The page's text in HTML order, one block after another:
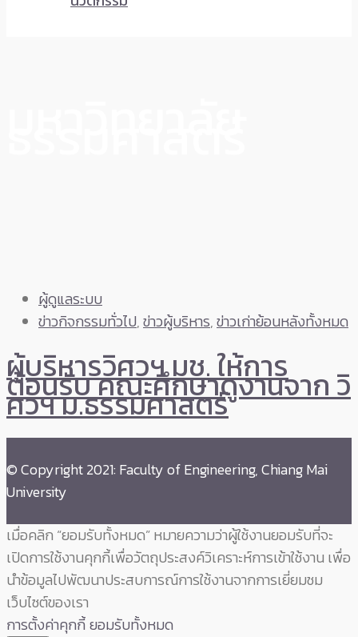
ผู้ดูแลระบบ
ข่าวกิจกรรมทั่วไป,ข่าวผู้บริหาร,ข่าวเก่าย้อนหลังทั้งหมด
ผู้บริหารวิศวฯ มช. ให้การ
ต้อนรับ คณะศึกษาดูงานจาก วิ
ศวฯ ม.ธรรมศาสตร์
© Copyright 2021: Faculty of Engineering, Chiang Mai
University
เมื่อคลิก “ยอมรับทั้งหมด” หมายความว่าผู้ใช้งานยอมรับที่จะ
เปิดการใช้งานคุกกี้เพื่อวัตถุประสงค์วิเคราะห์การเข้าใช้งาน เพื่อ
นำข้อมูลไปพัฒนาประสบการณ์การใช้งานจากการเยี่ยมชม
เว็บไซต์ของเรา
การตั้งค่าคุกกี้ยอมรับทั้งหมด